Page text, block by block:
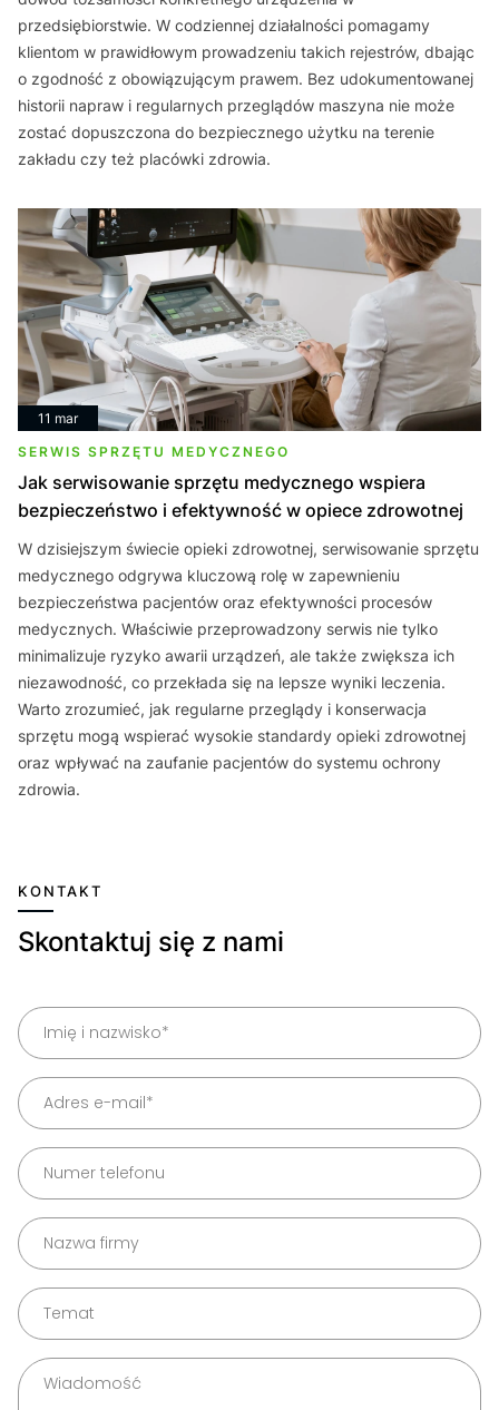
przedsiębiorstwie. W codziennej działalności pomagamy
klientom w prawidłowym prowadzeniu takich rejestrów, dbając
o zgodność z obowiązującym prawem. Bez udokumentowanej
historii napraw i regularnych przeglądów maszyna nie może
zostać dopuszczona do bezpiecznego użytku na terenie
zakładu czy też placówki zdrowia.
11 mar
SERWIS SPRZĘTU MEDYCZNEGO
Jak serwisowanie sprzętu medycznego wspiera
bezpieczeństwo i efektywność w opiece zdrowotnej
W dzisiejszym świecie opieki zdrowotnej, serwisowanie sprzętu
medycznego odgrywa kluczową rolę w zapewnieniu
bezpieczeństwa pacjentów oraz efektywności procesów
medycznych. Właściwie przeprowadzony serwis nie tylko
minimalizuje ryzyko awarii urządzeń, ale także zwiększa ich
niezawodność, co przekłada się na lepsze wyniki leczenia.
Warto zrozumieć, jak regularne przeglądy i konserwacja
sprzętu mogą wspierać wysokie standardy opieki zdrowotnej
oraz wpływać na zaufanie pacjentów do systemu ochrony
zdrowia.
KONTAKT
Skontaktuj się z nami